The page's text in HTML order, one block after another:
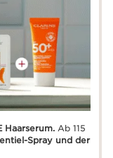
Haarserum.Ab 115
Spray und der